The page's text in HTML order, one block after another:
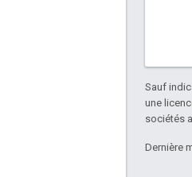
Sauf
une
sociétés
Dernière